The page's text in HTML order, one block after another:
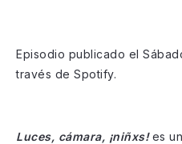
Episodio publicado el
través de Spotify.
Luces, cámara, ¡niñxs!es